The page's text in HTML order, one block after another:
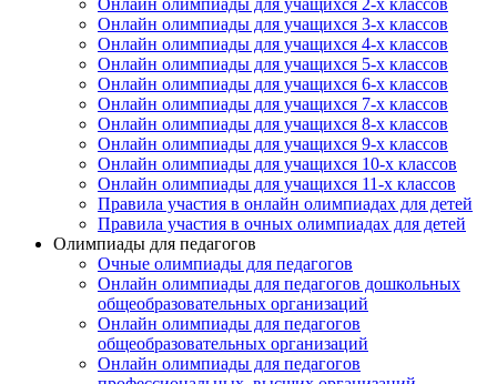
Онлайн олимпиады для учащихся 2-х классов
Онлайн олимпиады для учащихся 3-х классов
Онлайн олимпиады для учащихся 4-х классов
Онлайн олимпиады для учащихся 5-х классов
Онлайн олимпиады для учащихся 6-х классов
Онлайн олимпиады для учащихся 7-х классов
Онлайн олимпиады для учащихся 8-х классов
Онлайн олимпиады для учащихся 9-х классов
Онлайн олимпиады для учащихся 10-х классов
Онлайн олимпиады для учащихся 11-х классов
Правила участия в онлайн олимпиадах для детей
Правила участия в очных олимпиадах для детей
Олимпиады для педагогов
Очные олимпиады для педагогов
Онлайн олимпиады для педагогов дошкольных
общеобразовательных организаций
Онлайн олимпиады для педагогов
общеобразовательных организаций
Онлайн олимпиады для педагогов